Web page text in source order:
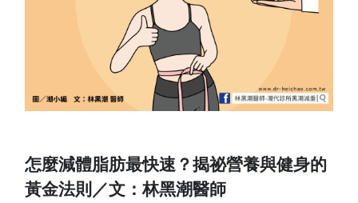
怎麼減體脂肪最快速？揭祕營養與健身的
黃金法則／文：林黑潮醫師